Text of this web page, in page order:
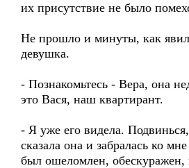
их присутствие не было
Не прошло и минуты, как
девушка.
- Познакомьтесь - Вера, она
это Вася, наш квартирант.
- Я уже его видела.
сказала она и забралась ко
был ошеломлен, обескуражен,